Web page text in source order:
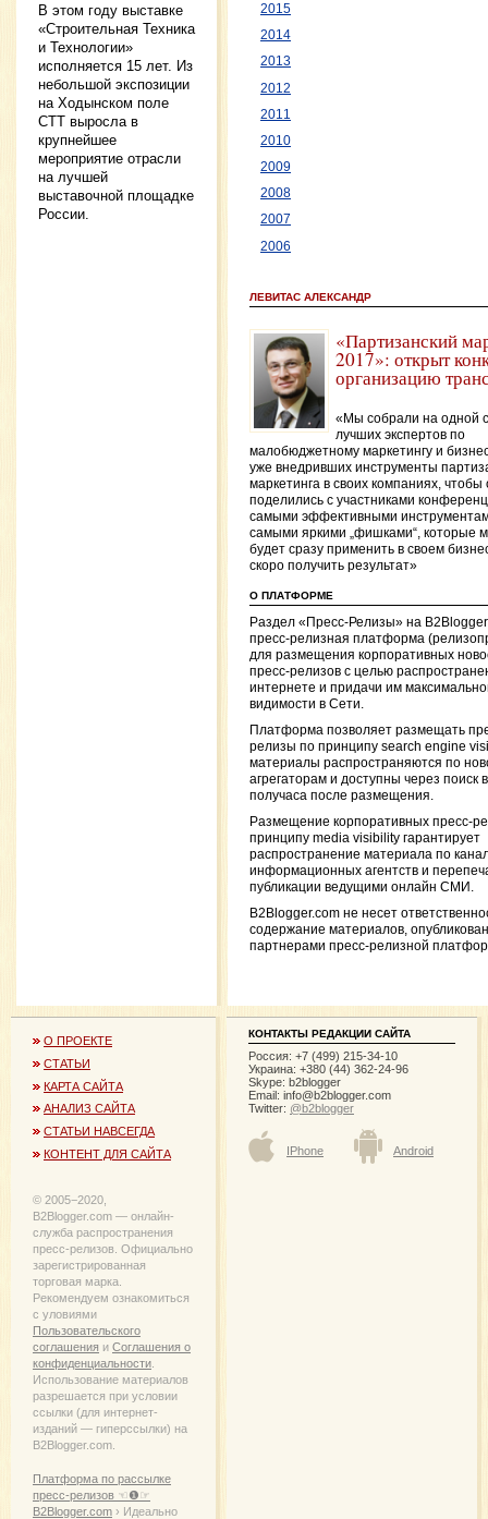
В этом году выставке
«Строительная Техника
и Технологии»
исполняется 15 лет. Из
небольшой экспозиции
на Ходынском поле
СТТ выросла в
крупнейшее
мероприятие отрасли
на лучшей
выставочной площадке
России.
2015
2014
2013
2012
2011
2010
2009
2008
2007
2006
ЛЕВИТАС АЛЕКСАНДР
«Партизанский
2017»: открыт
организацию
«Мы собрали на одной
лучших экспертов по
малобюджетному маркетингу и
уже внедривших инструменты
маркетинга в своих компаниях, чтобы
поделились с участниками
самыми эффективными
самыми яркими „фишками“, которые
будет сразу применить в своем
скоро получить результат»
О ПЛАТФОРМЕ
Раздел «Пресс-Релизы» на
пресс-релизная платформа
для размещения корпоративных
пресс-релизов с целью
интернете и придачи им
видимости в Сети.
Платформа позволяет размещать
релизы по принципу search engine
материалы распространяются по
агрегаторам и доступны через поиск
получаса после размещения.
Размещение корпоративных пресс-
принципу media visibility гарантирует
распространение материала по
информационных агентств и
публикации ведущими онлайн СМИ.
B2Blogger.com не несет
содержание материалов,
партнерами пресс-релизной
О ПРОЕКТЕ
СТАТЬИ
КАРТА САЙТА
АНАЛИЗ САЙТА
СТАТЬИ НАВСЕГДА
КОНТЕНТ ДЛЯ САЙТА
© 2005−2020,
B2Blogger.com — онлайн-
служба распространения
пресс-релизов. Официально
зарегистрированная
торговая марка.
Рекомендуем ознакомиться
с уловиями
Пользовательского
соглашения и Соглашения о
конфиденциальности
Использование материалов
разрешается при условии
ссылки (для интернет-
изданий — гиперссылки) на
B2Blogger.com.
Платформа по рассылке
пресс-релизов ☜❶☞
B2Blogger.com › Идеально
КОНТАКТЫ РЕДАКЦИИ САЙТА
Россия: +7 (499) 215-34-10
Украина: +380 (44) 362-24-96
Skype: b2blogger
Email: info@b2blogger.com
Twitter: @b2blogger
IPhone Android